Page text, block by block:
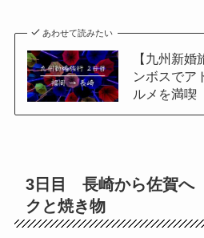
あわせて読みたい
【九州新
ンボスでア
ルメを満喫
3日目 長崎から佐賀へ
クと焼き物